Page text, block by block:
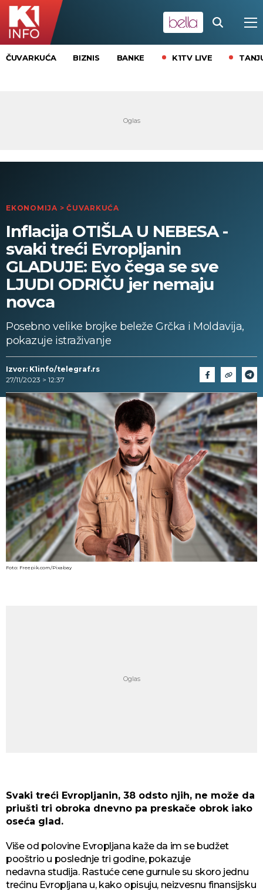
ČUVARKUĆA BIZNIS BANKE K1TV LIVE
EKONOMIJA > ČUVARKUĆA
Inflacija OTIŠLA U NEBESA -
svaki treći Evropljanin
GLADUJE: Evo čega se sve
LJUDI ODRIČU jer nemaju
novca
Posebno velike brojke beleže Grčka i Moldavija,
pokazuje istraživanje
Izvor: K1info/telegraf.rs
27/11/2023 > 12:37
Foto: Freepik.com/Pixabay
Svaki treći Evropljanin, 38 odsto njih, ne može da
priušti tri obroka dnevno pa preskače obrok iako
oseća glad.
Više od polovine Evropljana kaže da im se budžet
pooštrio u poslednje tri godine, pokazuje
nedavna studija. Rastuće cene gurnule su skoro jednu
trećinu Evropljana u, kako opisuju, neizvesnu finansijsku